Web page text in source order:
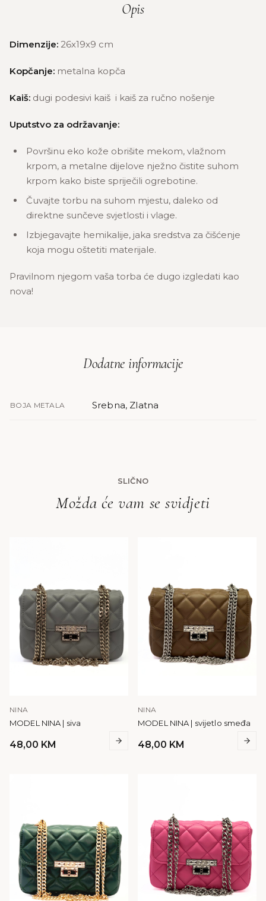
Opis
Dimenzije: 26x19x9 cm
Kopčanje: metalna kopča
Kaiš: dugi podesivi kaiš i kaiš za ručno nošenje
Uputstvo za održavanje:
Površinu eko kože obrišite mekom, vlažnom
krpom, a metalne dijelove nježno čistite suhom
krpom kako biste spriječili ogrebotine.
Čuvajte torbu na suhom mjestu, daleko od
direktne sunčeve svjetlosti i vlage.
Izbjegavajte hemikalije, jaka sredstva za čišćenje
koja mogu oštetiti materijale.
Pravilnom njegom vaša torba će dugo izgledati kao
nova!
Dodatne informacije
BOJA METALA Srebna, Zlatna
SLIČNO
Možda će vam se svidjeti
NINA
MODEL NINA | siva
48,00 KM
NINA
MODEL NINA | svijetlo smeđa
48,00 KM